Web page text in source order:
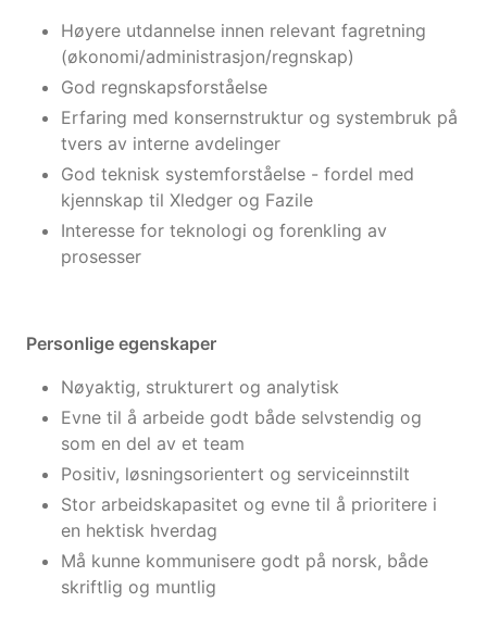
Høyere utdannelse innen relevant fagretning
(økonomi/administrasjon/regnskap)
God regnskapsforståelse
Erfaring med konsernstruktur og systembruk på
tvers av interne avdelinger
God teknisk systemforståelse - fordel med
kjennskap til Xledger og Fazile
Interesse for teknologi og forenkling av
prosesser
Personlige egenskaper
Nøyaktig, strukturert og analytisk
Evne til å arbeide godt både selvstendig og
som en del av et team
Positiv, løsningsorientert og serviceinnstilt
Stor arbeidskapasitet og evne til å prioritere i
en hektisk hverdag
Må kunne kommunisere godt på norsk, både
skriftlig og muntlig